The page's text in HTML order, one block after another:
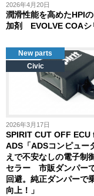
2026年4月20日
潤滑性能を高めたHPI
加剤 EVOLVE COAシ
2026年3月17日
SPIRIT CUT OFF ECU
ADS「ADSコンピュー
えで不安なしの電子制
セラー 市販ダンパー
回避。純正ダンパーで
向上！」
New parts
Civic